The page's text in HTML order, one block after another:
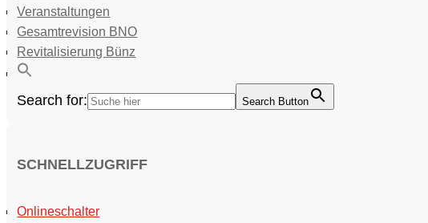
Veranstaltungen
Gesamtrevision BNO
Revitalisierung Bünz
Search for: Search Button
SCHNELLZUGRIFF
Onlineschalter